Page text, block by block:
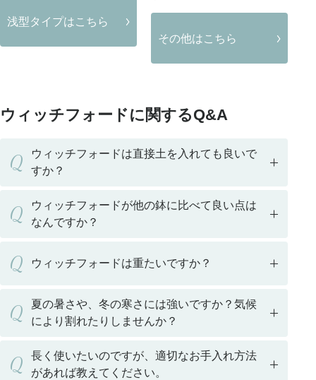
浅型タイプはこちら
その他はこちら
ウィッチフォードに関するQ&A
Q
ウィッチフォードは直接土を入れても良いで
すか？
Q
ウィッチフォードが他の鉢に比べて良い点は
なんですか？
Q ウィッチフォードは重たいですか？
Q
夏の暑さや、冬の寒さには強いですか？気候
により割れたりしませんか？
Q
長く使いたいのですが、適切なお手入れ方法
があれば教えてください。